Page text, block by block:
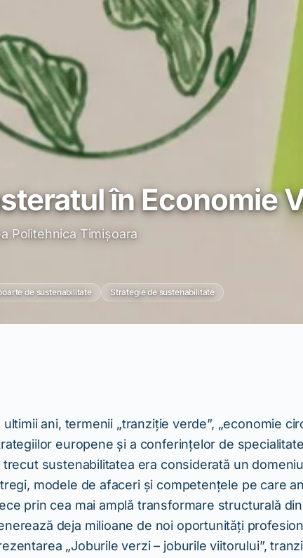
în Economie
Politehnica Timișoara
de sustenabilitate Strategie de sustenabilitate
ultimii ani, termenii „tranziție verde”, „economie
europene și a conferințelor de
trecut sustenabilitatea era considerată un
modele de afaceri și competențele pe care
prin cea mai amplă transformare structurală
deja milioane de noi oportunități
„Joburile verzi – joburile viitorului”,